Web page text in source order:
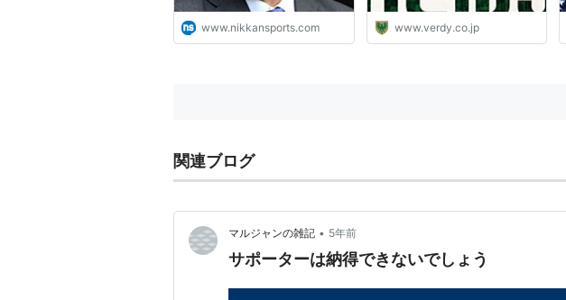
www.nikkansports.com www.verdy.co.jp
関連ブログ
マルジャンの雑記 • 5年前
サポーターは納得できないでしょう